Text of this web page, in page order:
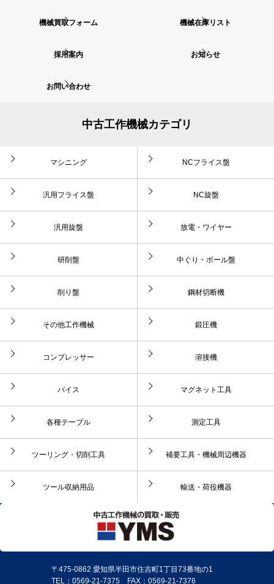
機械買取フォーム 機械在庫リスト
採用案内 お知らせ
お問い合わせ
中古工作機械カテゴリ
マシニング NCフライス盤
汎用フライス盤 NC旋盤
汎用旋盤 放電・ワイヤー
研削盤 中ぐり・ボール盤
削り盤 鋼材切断機
その他工作機械 鍛圧機
コンプレッサー 溶接機
バイス マグネット工具
各種テーブル 測定工具
ツーリング・切削工具 補要工具・機械周辺機器
ツール収納用品 輸送・荷役機器
〒475-0862 愛知県半田市住吉町1丁目73番地の1
TEL：0569-21-7375 FAX：0569-21-7376